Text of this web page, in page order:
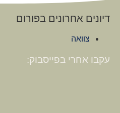
דיונים אחרונים בפורום
צוואה
עקבו אחרי בפייסבוק: